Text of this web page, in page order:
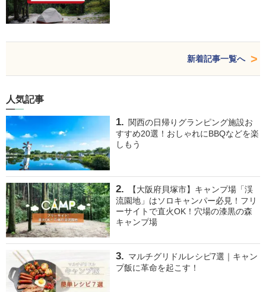
新着記事一覧へ
人気記事
関西の日帰りグランピング施設お
すすめ20選！おしゃれにBBQなどを楽
しもう
【大阪府貝塚市】キャンプ場「渓
流園地」はソロキャンパー必見！フリ
ーサイトで直火OK！穴場の漆黒の森
キャンプ場
マルチグリドルレシピ7選｜キャン
プ飯に革命を起こす！